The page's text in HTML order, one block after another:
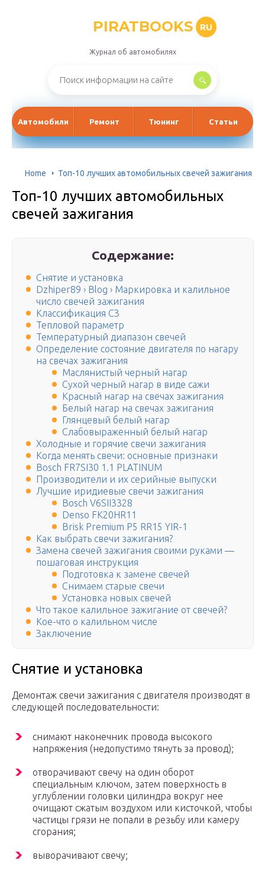
PIRATBOOKS RU
Журнал об автомобилях
Автомобили Ремонт Тюнинг Статьи
Home Топ-10 лучших автомобильных свечей зажигания
Топ-10 лучших автомобильных
свечей зажигания
Содержание:
Снятие и установка
Dzhiper89 › Blog › Маркировка и калильное
число свечей зажигания
Классификация СЗ
Тепловой параметр
Температурный диапазон свечей
Определение состояние двигателя по нагару
на свечах зажигания
Маслянистый черный нагар
Сухой черный нагар в виде сажи
Красный нагар на свечах зажигания
Белый нагар на свечах зажигания
Глянцевый белый нагар
Слабовыраженный белый нагар
Холодные и горячие свечи зажигания
Когда менять свечи: основные признаки
Bosch FR7SI30 1.1 PLATINUM
Производители и их серийные выпуски
Лучшие иридиевые свечи зажигания
Bosch V6SII3328
Denso FK20HR11
Brisk Premium P5 RR15 YIR-1
Как выбрать свечи зажигания?
Замена свечей зажигания своими руками —
пошаговая инструкция
Подготовка к замене свечей
Снимаем старые свечи
Установка новых свечей
Что такое калильное зажигание от свечей?
Кое-что о калильном числе
Заключение
Снятие и установка
Демонтаж свечи зажигания с двигателя производят в
следующей последовательности:
снимают наконечник провода высокого
напряжения (недопустимо тянуть за провод);
отворачивают свечу на один оборот
специальным ключом, затем поверхность в
углублении головки цилиндра вокруг нее
очищают сжатым воздухом или кисточкой, чтобы
частицы грязи не попали в резьбу или камеру
сгорания;
выворачивают свечу;